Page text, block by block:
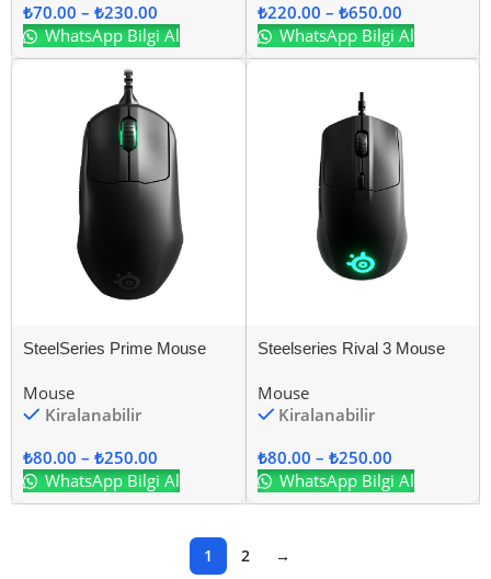
₺70.00 – ₺230.00
WhatsApp Bilgi Al
₺220.00 – ₺650.00
WhatsApp Bilgi Al
SteelSeries Prime Mouse
Mouse
Kiralanabilir
₺80.00 – ₺250.00
WhatsApp Bilgi Al
Steelseries Rival 3 Mouse
Mouse
Kiralanabilir
₺80.00 – ₺250.00
WhatsApp Bilgi Al
1 2 →